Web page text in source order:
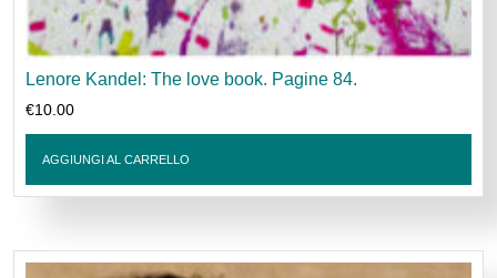
Lenore Kandel: The love book. Pagine 84.
€10.00
AGGIUNGI AL CARRELLO